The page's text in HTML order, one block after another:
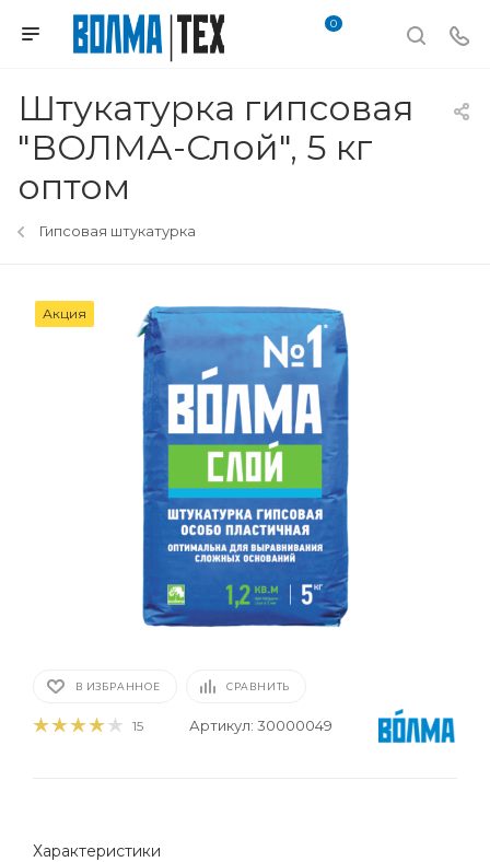
0
Штукатурка гипсовая
"ВОЛМА-Слой", 5 кг
оптом
Гипсовая штукатурка
Акция
В ИЗБРАННОЕ СРАВНИТЬ
15 Артикул: 30000049
Характеристики